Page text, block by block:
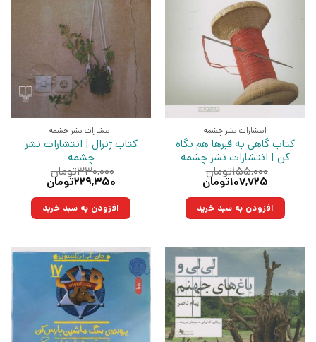
انتشارات نشر چشمه
کتاب گاهی به قبرها هم نگاه
کن | انتشارات نشر چشمه
۱۵۵,۰۰۰تومان
قیمت
۱۵۵,۰۰۰تومان
بود.
۱۰۷,۷۲۵تومان
۱۰۷,۷۲۵تومان.افزودن به سبد خرید
انتشارات نشر چشمه
کتاب ژنرال | انتشارات نشر
چشمه
۳۳۰,۰۰۰تومان
قیمت
۳۳۰,۰۰۰تومان
بود.
۲۲۹,۳۵۰تومان
۲۲۹,۳۵۰تومان.افزودن به سبد خرید